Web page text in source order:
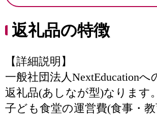
返礼品の特徴
【詳細説明】
一般社団法人NextEducation
返礼品(あしなが型)なります。
子ども食堂の運営費(食事・